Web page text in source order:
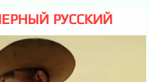
РУССКИЙ